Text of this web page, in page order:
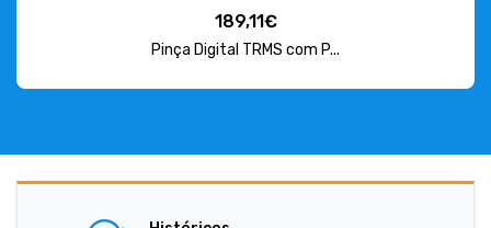
189,11€
Pinça Digital TRMS com P...